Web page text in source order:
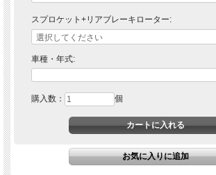
おります。
- その他のハブスペーサーはベアリングと同様7075アルミ
り、耐久性向上の為硬化コーティングを施してあります。
- 36本スポークを採用（2スト85cc / 4スト150cc / KTM
ク）。
- リムは最高品質を誇る日本製（EXCEL エキセルリム）を
【対応車種一覧】
Gasgas MC 85 2021以降
スプロケット+リアブレーキローター:
車種・年式:
購入数： 個